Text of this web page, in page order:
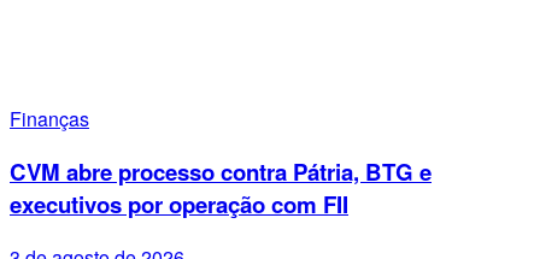
Finanças
CVM abre processo contra Pátria, BTG e
executivos por operação com FII